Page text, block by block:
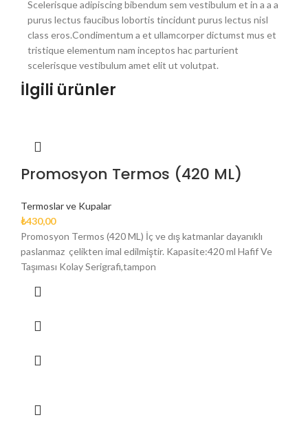
Scelerisque adipiscing bibendum sem vestibulum et in a a a
purus lectus faucibus lobortis tincidunt purus lectus nisl
class eros.Condimentum a et ullamcorper dictumst mus et
tristique elementum nam inceptos hac parturient
scelerisque vestibulum amet elit ut volutpat.
İlgili ürünler
Promosyon Termos (420 ML)
Termoslar ve Kupalar
₺430,00
Promosyon Termos (420 ML) İç ve dış katmanlar dayanıklı
paslanmaz çelikten imal edilmiştir. Kapasite:420 ml Hafif Ve
Taşıması Kolay Serigrafi,tampon